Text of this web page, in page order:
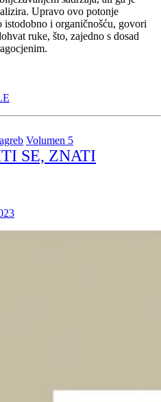
Upravo ovo potonje
i organičnošću, govori
ruke, što, zajedno s dosad
Volumen 5
SE, ZNATI